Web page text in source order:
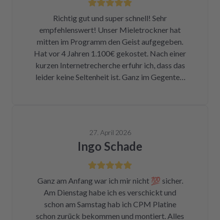
Richtig gut und super schnell! Sehr
empfehlenswert! Unser Mieletrockner hat
mitten im Programm den Geist aufgegeben.
Hat vor 4 Jahren 1.100€ gekostet. Nach einer
kurzen Internetrecherche erfuhr ich, dass das
leider keine Seltenheit ist. Ganz im Gegenteil.
Modell und Fehler eingegeben und dann hatte
ich die Wahl, eine refurbished Platine für
139€ zu kaufen oder meine kaputte Platine
einzusenden und für 99€ reparieren zu lassen.
Der Ausbau war kein Hexenwerk. Ein paar
Fotos für den Wiedereinbau gemacht. Eine
halbe Stunde, nachdem mein Paket
27. April 2026
Ingo Schade
Ganz am Anfang war ich mir nicht 💯 sicher.
Am Dienstag habe ich es verschickt und
schon am Samstag hab ich CPM Platine
schon zurück bekommen und montiert. Alles